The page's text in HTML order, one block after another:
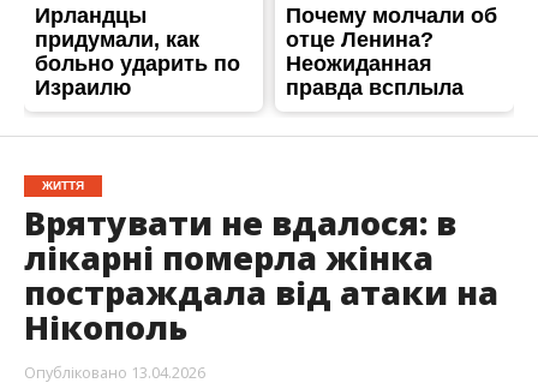
Опубліковано13.04.2026